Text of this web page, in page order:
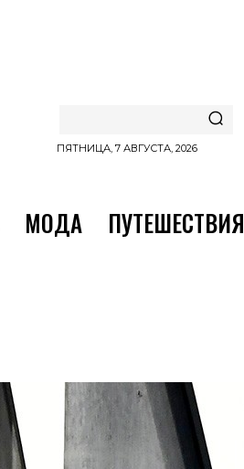
ПЯТНИЦА, 7 АВГУСТА, 2026
МОДА ПУТЕШЕСТВИЯ